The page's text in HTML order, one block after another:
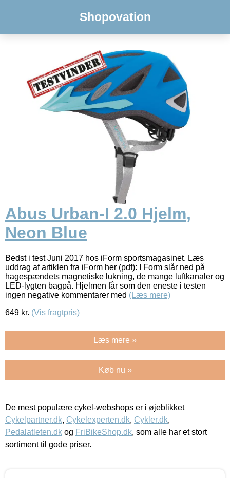
Shopovation
Abus Urban-I 2.0 Hjelm,
Neon Blue
Bedst i test Juni 2017 hos iForm sportsmagasinet. Læs
uddrag af artiklen fra iForm her (pdf): I Form slår ned på
hagespændets magnetiske lukning, de mange luftkanaler og
LED-lygten bagpå. Hjelmen får som den eneste i testen
ingen negative kommentarer med (Læs mere)
649 kr. (Vis fragtpris)
Læs mere »
Køb nu »
De mest populære cykel-webshops er i øjeblikket
Cykelpartner.dk, Cykelexperten.dk, Cykler.dk,
Pedalatleten.dk og FriBikeShop.dk, som alle har et stort
sortiment til gode priser.